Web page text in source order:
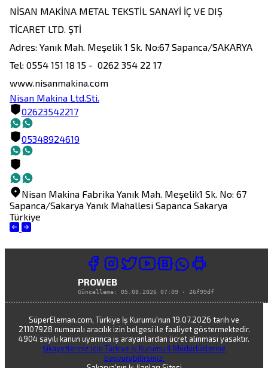
NİSAN MAKİNA METAL TEKSTİL SANAYİ İÇ VE DIŞ
TİCARET LTD. ŞTİ
Adres: Yanık Mah. Meşelik 1 Sk. No:67 Sapanca/SAKARYA
Tel: 0554 151 18 15 -  0262 354 22 17
Nisan Makina Ltd.Sti.
02623542217
05348924619
Nisan Makina Fabrika Yanık Mah. Meşelik1 Sk. No: 67
Sapanca/Sakarya Yanık Mahallesi Sapanca Sakarya
Türkiye
PROWEB
Güncelleme: 05.08.2026 07:09 · 26f99df
SüperEleman.com, Türkiye İş Kurumu'nun 19.07.2026 tarih ve
21107928 numaralı aracılık izin belgesi ile faaliyet göstermektedir.
4904 sayılı kanun uyarınca iş arayanlardan ücret alınması yasaktır.
Şikayetleriniz için Türkiye İş Kurumu İl Müdürlüklerine
başvurabilirsiniz.